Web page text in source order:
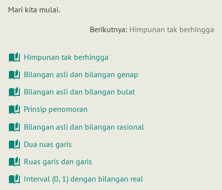
Mari kita mulai.
Berikutnya: Himpunan tak berhingga
Himpunan tak berhingga
Bilangan asli dan bilangan genap
Bilangan asli dan bilangan bulat
Prinsip penomoran
Bilangan asli dan bilangan rasional
Dua ruas garis
Ruas garis dan garis
Interval (0, 1) dengan bilangan real